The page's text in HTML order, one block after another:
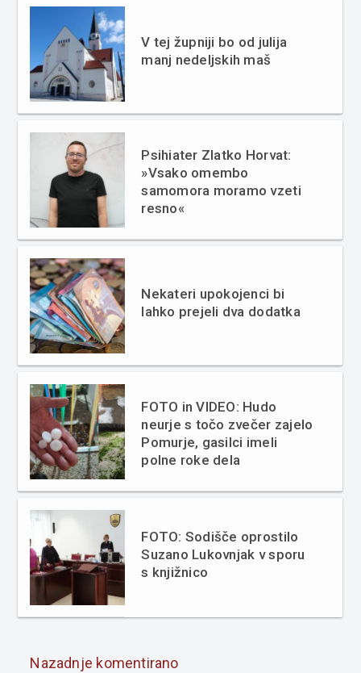
V tej župniji bo od julija
manj nedeljskih maš
Psihiater Zlatko Horvat:
»Vsako omembo
samomora moramo vzeti
resno«
Nekateri upokojenci bi
lahko prejeli dva dodatka
FOTO in VIDEO: Hudo
neurje s točo zvečer zajelo
Pomurje, gasilci imeli
polne roke dela
FOTO: Sodišče oprostilo
Suzano Lukovnjak v sporu
s knjižnico
Nazadnje komentirano